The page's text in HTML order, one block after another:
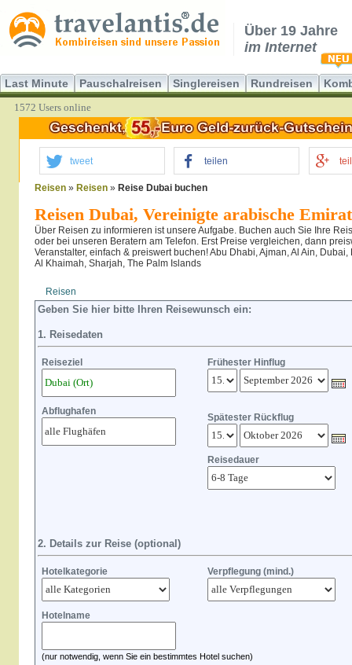
Über 19 Jahre
im Internet
Last Minute Pauschalreisen Singlereisen Rundreisen
1572 Users online
tweet teilen
Reisen » Reisen » Reise Dubai buchen
Reisen Dubai, Vereinigte arabische
Über Reisen zu informieren ist unsere Aufgabe. Buchen auch Sie Ihre
oder bei unseren Beratern am Telefon. Erst Preise vergleichen, dann
Veranstalter, einfach & preiswert buchen! Abu Dhabi, Ajman, Al Ain,
Al Khaimah, Sharjah, The Palm Islands
Reisen
Geben Sie hier bitte Ihren Reisewunsch ein:
1. Reisedaten
Reiseziel Frühester Hinflug
Abflughafen
Spätester Rückflug
Reisedauer
2. Details zur Reise (optional)
Hotelkategorie Verpflegung (mind.)
Hotelname
(nur notwendig, wenn Sie ein bestimmtes Hotel suchen)